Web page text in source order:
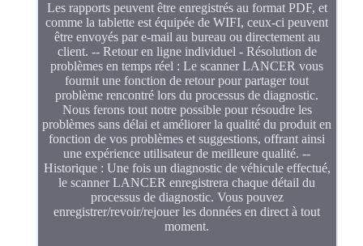
Les rapports peuvent être enregistrés au format PDF, et
comme la tablette est équipée de WIFI, ceux-ci peuvent
être envoyés par e-mail au bureau ou directement au
client. -- Retour en ligne individuel - Résolution de
problèmes en temps réel : Le scanner LANCER vous
fournit une fonction de retour pour partager tout
problème rencontré lors du processus de diagnostic.
Nous ferons tout notre possible pour résoudre les
problèmes sans délai et améliorer la qualité du produit en
fonction de vos problèmes et suggestions, offrant ainsi
une expérience utilisateur de meilleure qualité. --
Historique : Une fois un diagnostic de véhicule effectué,
le scanner LANCER enregistrera chaque détail du
processus de diagnostic. Vous pouvez
enregistrer/revoir/rejouer les données en direct à tout
moment.